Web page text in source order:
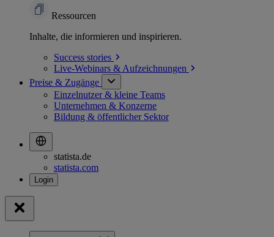
Ressourcen
Inhalte, die informieren und inspirieren.
Success stories
Live-Webinars & Aufzeichnungen
Preise & Zugänge
Einzelnutzer & kleine Teams
Unternehmen & Konzerne
Bildung & öffentlicher Sektor
statista.de
statista.com